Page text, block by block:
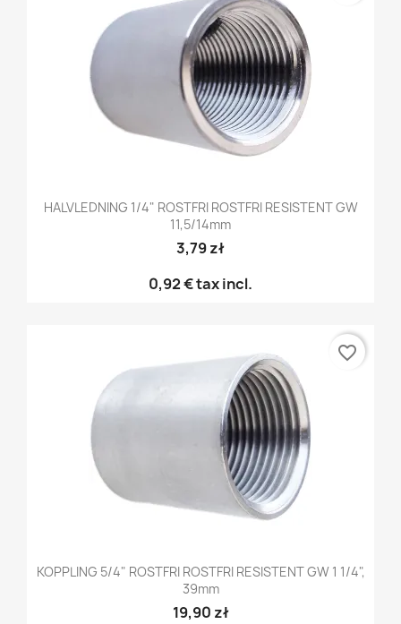
HALVLEDNING 1/4" ROSTFRI ROSTFRI RESISTENT GW
11,5/14mm
3,79 zł
0,92 €tax incl.
KOPPLING 5/4" ROSTFRI ROSTFRI RESISTENT GW 1 1/4",
39mm
19,90 zł
favorite_border